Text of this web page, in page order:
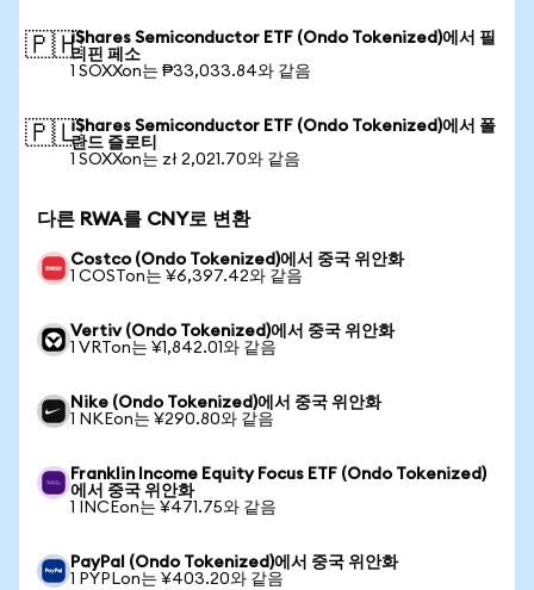
🇵🇭iShares Semiconductor ETF (Ondo Tokenized)에서 필
리핀 페소
1 SOXXon는 ₱33,033.84와 같음
🇵🇱iShares Semiconductor ETF (Ondo Tokenized)에서 폴
란드 즐로티
1 SOXXon는 zł 2,021.70와 같음
다른 RWA를 CNY로 변환
Costco (Ondo Tokenized)에서 중국 위안화
1 COSTon는 ¥6,397.42와 같음
Vertiv (Ondo Tokenized)에서 중국 위안화
1 VRTon는 ¥1,842.01와 같음
Nike (Ondo Tokenized)에서 중국 위안화
1 NKEon는 ¥290.80와 같음
Franklin Income Equity Focus ETF (Ondo Tokenized)
에서 중국 위안화
1 INCEon는 ¥471.75와 같음
PayPal (Ondo Tokenized)에서 중국 위안화
1 PYPLon는 ¥403.20와 같음